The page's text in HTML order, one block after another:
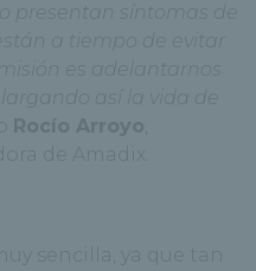
presentan síntomas de
a tiempo de evitar
es adelantarnos
así la vida de
Rocío Arroyo
de Amadix.
sencilla, ya que tan